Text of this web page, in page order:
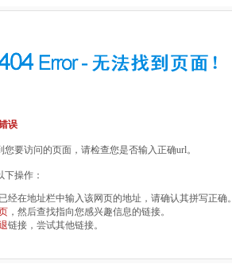
误
您要访问的页面，请检查您是否输入正确url。
下操作：
经在地址栏中输入该网页的地址，请确认其拼写正确。
，然后查找指向您感兴趣信息的链接。
链接，尝试其他链接。